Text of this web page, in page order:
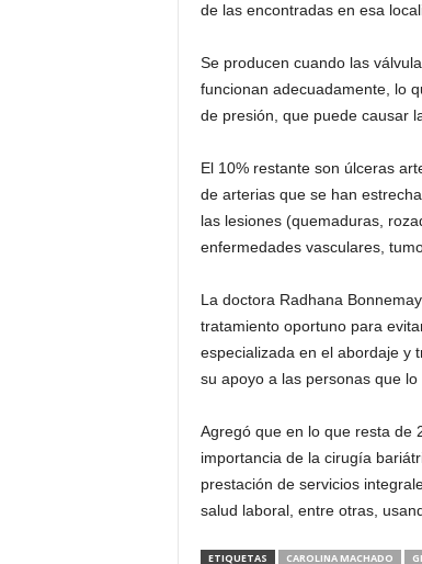
de las encontradas en esa
Se producen cuando las
funcionan adecuadamente, lo
de presión, que puede causar
El 10% restante son úlceras
de arterias que se han
las lesiones (quemaduras,
enfermedades vasculares,
La doctora Radhana
tratamiento oportuno para
especializada en el abordaje y
su apoyo a las personas que lo
Agregó que en lo que resta de
importancia de la cirugía
prestación de servicios
salud laboral, entre otras,
ETIQUETAS CAROLINA MACHADO